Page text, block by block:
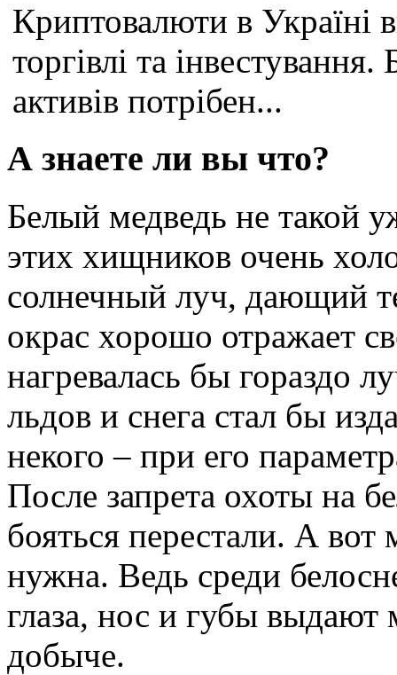
Криптовалюти в Україні
торгівлі та
активів потрібен...
А знаете ли вы что?
Белый медведь не такой
этих хищников очень
солнечный луч, дающий
окрас хорошо отражает
нагревалась бы гораздо
льдов и снега стал бы
некого – при его
После запрета охоты на
бояться перестали. А вот
нужна. Ведь среди
глаза, нос и губы
добыче.